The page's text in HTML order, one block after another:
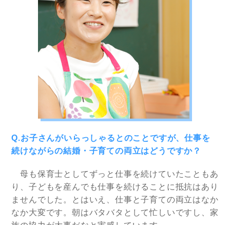
Q.お子さんがいらっしゃるとのことですが、仕事を
続けながらの結婚・子育ての両立はどうですか？
母も保育士としてずっと仕事を続けていたこともあ
り、子どもを産んでも仕事を続けることに抵抗はあり
ませんでした。とはいえ、仕事と子育ての両立はなか
なか大変です。朝はバタバタとして忙しいですし、家